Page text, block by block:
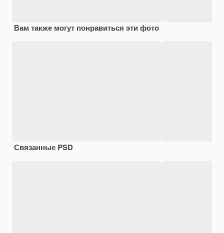
Вам также могут понравиться эти фото
Связанные PSD